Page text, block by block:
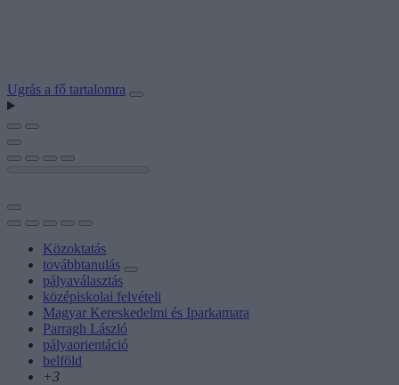
Ugrás a fő tartalomra
Közoktatás
továbbtanulás
pályaválasztás
középiskolai felvételi
Magyar Kereskedelmi és Iparkamara
Parragh László
pályaorientáció
belföld
+3